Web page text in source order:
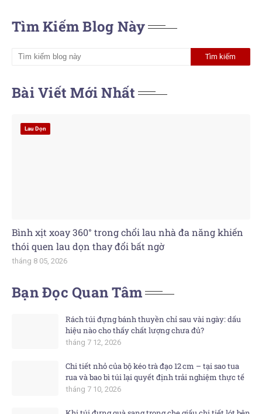
Tìm Kiếm Blog Này
Bài Viết Mới Nhất
Lau Dọn
Bình xịt xoay 360° trong chổi lau nhà đa năng khiến
thói quen lau dọn thay đổi bất ngờ
tháng 8 05, 2026
Bạn Đọc Quan Tâm
Rách túi đựng bánh thuyền chỉ sau vài ngày: dấu
hiệu nào cho thấy chất lượng chưa đủ?
tháng 7 12, 2026
Chi tiết nhỏ của bộ kéo trà đạo 12 cm – tại sao tua
rua và bao bì túi lại quyết định trải nghiệm thực tế
tháng 7 10, 2026